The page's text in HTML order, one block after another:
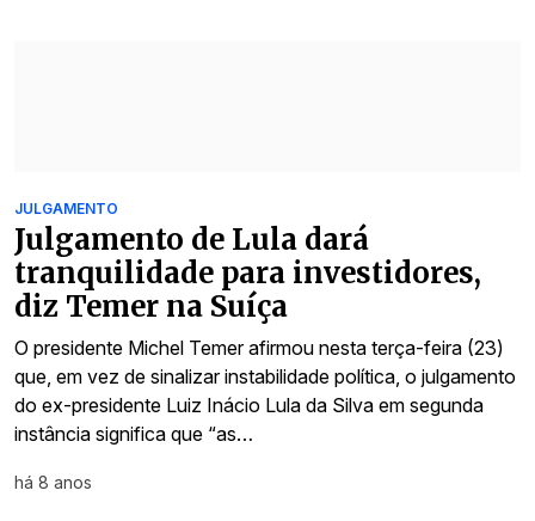
JULGAMENTO
Julgamento de Lula dará
tranquilidade para investidores,
diz Temer na Suíça
O presidente Michel Temer afirmou nesta terça-feira (23)
que, em vez de sinalizar instabilidade política, o julgamento
do ex-presidente Luiz Inácio Lula da Silva em segunda
instância significa que “as…
há 8 anos